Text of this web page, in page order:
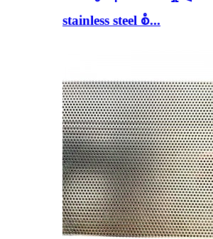
stainless steel စံ...